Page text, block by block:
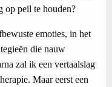
op peil te houden?
emoties, in het
die nauw
zal ik een vertaalslag
Maar eerst een